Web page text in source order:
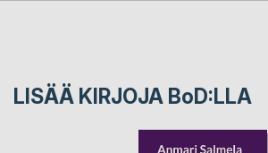
LISÄÄ KIRJOJA BoD:LLA